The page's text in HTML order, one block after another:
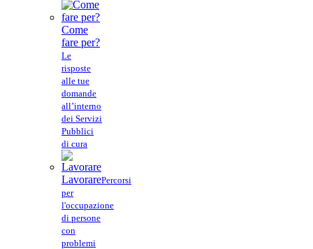
Come
fare per?
Le
risposte
alle tue
domande
all’interno
dei Servizi
Pubblici
di cura
LavorarePercorsi
per
l'occupazione
di persone
con
problemi